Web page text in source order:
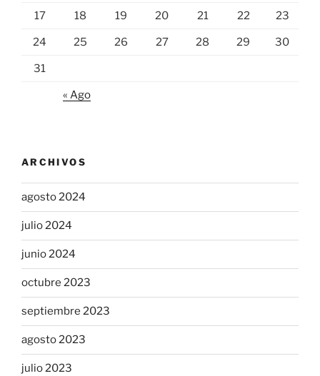
17 18 19 20 21 22 23
24 25 26 27 28 29 30
31
« Ago
ARCHIVOS
agosto 2024
julio 2024
junio 2024
octubre 2023
septiembre 2023
agosto 2023
julio 2023